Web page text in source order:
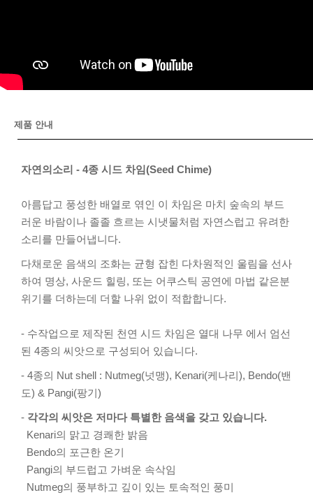
제품 안내
자연의소리 - 4종 시드 차임(Seed Chime)
아름답고 풍성한 배열로 엮인 이 차임은 마치 숲속의 부드
러운 바람이나 졸졸 흐르는 시냇물처럼 자연스럽고 유려한
소리를 만들어냅니다.
다채로운 음색의 조화는 균형 잡힌 다차원적인 울림을 선사
하여 명상, 사운드 힐링, 또는 어쿠스틱 공연에 마법 같은분
위기를 더하는데 더할 나위 없이 적합합니다.
- 수작업으로 제작된 천연 시드 차임은 열대 나무 에서 엄선
된 4종의 씨앗으로 구성되어 있습니다.
- 4종의 Nut shell : Nutmeg(넛맹), Kenari(케나리), Bendo(밴
도) & Pangi(팡기)
- 각각의 씨앗은 저마다 특별한 음색을 갖고 있습니다.
Kenari의 맑고 경쾌한 밝음
Bendo의 포근한 온기
Pangi의 부드럽고 가벼운 속삭임
Nutmeg의 풍부하고 깊이 있는 토속적인 풍미